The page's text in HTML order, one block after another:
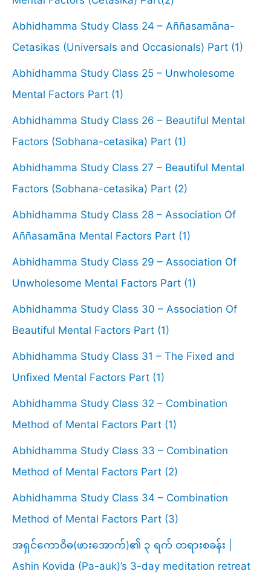
Abhidhamma Study Class 24 – Aññasamāna-
Cetasikas (Universals and Occasionals) Part (1)
Abhidhamma Study Class 25 – Unwholesome
Mental Factors Part (1)
Abhidhamma Study Class 26 – Beautiful Mental
Factors (Sobhana-cetasika) Part (1)
Abhidhamma Study Class 27 – Beautiful Mental
Factors (Sobhana-cetasika) Part (2)
Abhidhamma Study Class 28 – Association Of
Aññasamāna Mental Factors Part (1)
Abhidhamma Study Class 29 – Association Of
Unwholesome Mental Factors Part (1)
Abhidhamma Study Class 30 – Association Of
Beautiful Mental Factors Part (1)
Abhidhamma Study Class 31 – The Fixed and
Unfixed Mental Factors Part (1)
Abhidhamma Study Class 32 – Combination
Method of Mental Factors Part (1)
Abhidhamma Study Class 33 – Combination
Method of Mental Factors Part (2)
Abhidhamma Study Class 34 – Combination
Method of Mental Factors Part (3)
အရှင်ကောဝိဓ(ဖားအောက်)၏ ၃ ရက် တရားစခန်း |
Ashin Kovida (Pa-auk)’s 3-day meditation retreat